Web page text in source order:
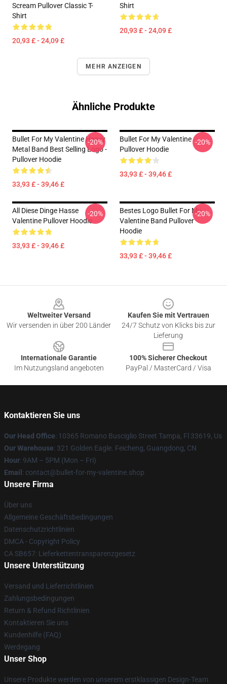
Scream Pullover Classic T-
Shirt
20,93 £ - 24,09 £
Shirt
20,93 £ - 24,09 £
MEHR ANZEIGEN
Ähnliche Produkte
Bullet For My Valentine Heavy
Metal Band Best Selling Logo -
Pullover Hoodie
33,93 £ - 39,46 £
-20%
Bullet For My Valentine
Pullover Hoodie
33,93 £ - 39,46 £
-20%
All Diese Dinge Hasse
Valentine Pullover Hoodie
33,93 £ - 39,46 £
-20%
Bestes Logo Bullet For My
Valentine Band Pullover
Hoodie
33,93 £ - 39,46 £
-20%
Weltweiter Versand
Wir versenden in über 200 Länder
Kaufen Sie mit Vertrauen
24/7 Schutz von Klicks bis zur
Lieferung
Internationale Garantie
Im Nutzungsland angeboten
100% Sicherer Checkout
PayPal / MasterCard / Visa
Kontaktieren Sie uns
Our Head Office: 10365 Romano Busciglio Street Tampa, Fl 33619, Us
Our Warehouse: 321 Golden Eagle. Feicheng, Guangdong, CN
Hour: 9AM – 5PM (Mon – Fri)
Email : contact@bullet-for-my-valentine.shop
Unsere Firma
Über uns
Allgemeine Geschäftsbedingungen
Datenschutzrichtlinien
DMCA - Copyright Policy
CA SB657: Lieferkettentransparenzgesetz
Unsere Unterstützung
Versand und Lieferrichtlinien
Zahlungsbedingungen
Return & Refund Richtlinien
Kontaktieren Sie uns
Kundenhilfe (FAQ)
Werdegang
Unser Shop
Unsere Produkte werden von unserem erstklassigen Design-Team